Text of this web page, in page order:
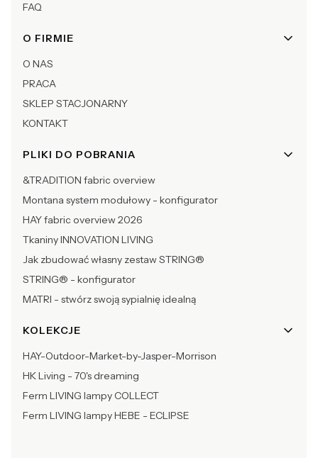
FAQ
O FIRMIE
O NAS
PRACA
SKLEP STACJONARNY
KONTAKT
PLIKI DO POBRANIA
&TRADITION fabric overview
Montana system modułowy - konfigurator
HAY fabric overview 2026
Tkaniny INNOVATION LIVING
Jak zbudować własny zestaw STRING®
STRING® - konfigurator
MATRI - stwórz swoją sypialnię idealną
KOLEKCJE
HAY-Outdoor-Market-by-Jasper-Morrison
HK Living - 70's dreaming
Ferm LIVING lampy COLLECT
Ferm LIVING lampy HEBE - ECLIPSE